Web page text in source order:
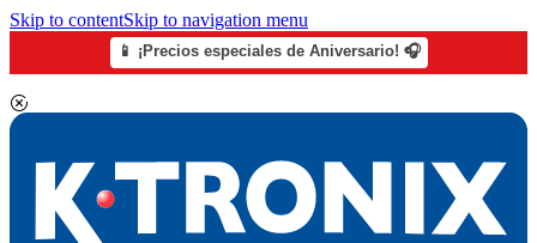
Skip to contentSkip to navigation menu
📱 ¡Precios especiales de Aniversario! 🎧